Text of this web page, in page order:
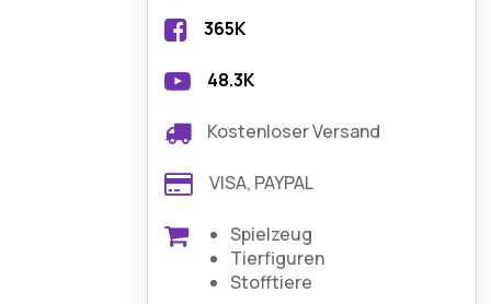
365K
48.3K
Kostenloser Versand
VISA, PAYPAL
Spielzeug
Tierfiguren
Stofftiere